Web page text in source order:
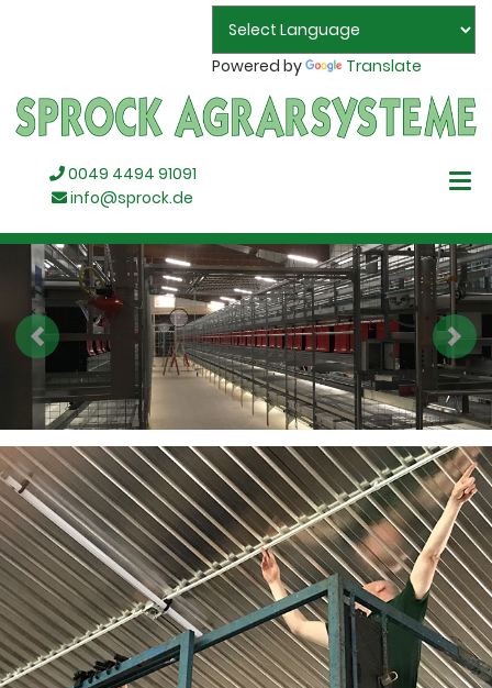
Powered by Translate
0049 4494 91091
info@sprock.de
Previous Next